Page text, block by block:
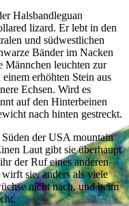
Halsbandleguan
lizard. Er lebt in den
und südwestlichen
Bänder im Nacken
Männchen leuchten zur
erhöhten Stein aus
Echsen. Wird es
auf den Hinterbeinen
nach hinten gestreckt.
Süden der USA mountain
Laut gibt sie überhaupt
der Ruf eines anderen
sie, anders als viele
nicht nach, und beim